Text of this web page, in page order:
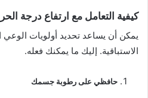
كيفية التعامل مع ارتفاع درجة
يمكن أن يساعد تحديد أولويات الوعي
الاستباقية. إليك ما يمكنك فعله.
حافظي على رطوبة جسمك